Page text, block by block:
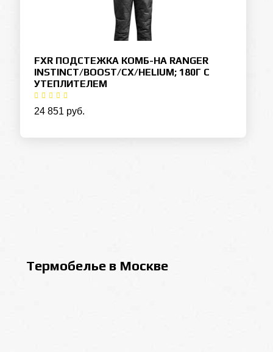
FXR ПОДСТЕЖКА КОМБ-НА RANGER
INSTINCT/BOOST/CX/HELIUM; 180Г С
УТЕПЛИТЕЛЕМ
24 851 руб.
Термобелье в Москве